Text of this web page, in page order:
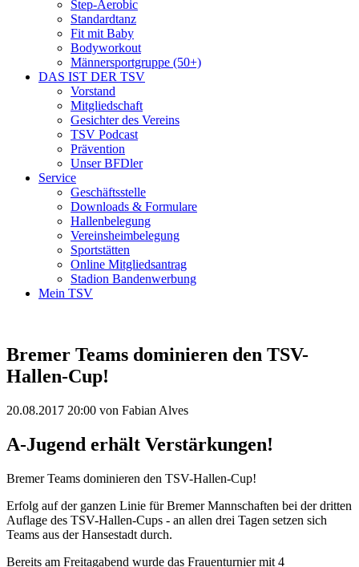
Step-Aerobic
Standardtanz
Fit mit Baby
Bodyworkout
Männersportgruppe (50+)
DAS IST DER TSV
Vorstand
Mitgliedschaft
Gesichter des Vereins
TSV Podcast
Prävention
Unser BFDler
Service
Geschäftsstelle
Downloads & Formulare
Hallenbelegung
Vereinsheimbelegung
Sportstätten
Online Mitgliedsantrag
Stadion Bandenwerbung
Mein TSV
Bremer Teams dominieren den TSV-
Hallen-Cup!
20.08.2017 20:00 von Fabian Alves
A-Jugend erhält Verstärkungen!
Bremer Teams dominieren den TSV-Hallen-Cup!
Erfolg auf der ganzen Linie für Bremer Mannschaften bei der dritten
Auflage des TSV-Hallen-Cups - an allen drei Tagen setzen sich
Teams aus der Hansestadt durch.
Bereits am Freitagabend wurde das Frauenturnier mit 4